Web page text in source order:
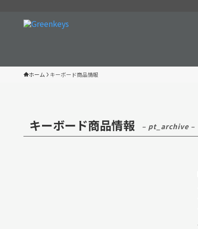
ホーム キーボード商品情報
キーボード商品情報 – pt_archive –